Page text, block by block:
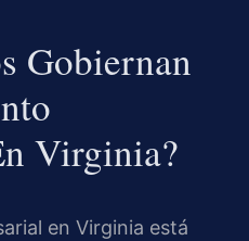
Gobiernan
Virginia?
en Virginia está